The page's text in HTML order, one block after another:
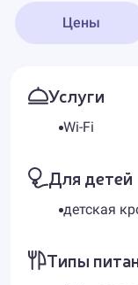
Цены
Услуги
Wi-Fi
Для детей
детская
Типы